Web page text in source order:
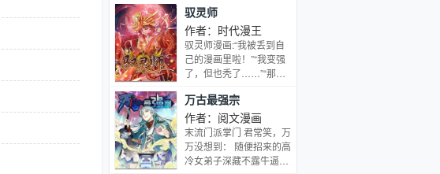
界的云青岩发现这里的时
间只过了三年。\"曾经，
我没有实力守护心爱之
人，如今，我要整个世界
匍匐在我脚下。[展开]
驭灵师
作者：时代漫王
驭灵师漫画:“我被丢到自
己的漫画里啦！”“我变强
了，但也秃了……”“那个
SB，你对力量一无所
知！”“等等！光头太丑
了！我才不要做埼玉老
师！”“不过我怎么就成了
配角呢？旁边那个家伙的
万古最强宗
作者：阅文漫画
末流门派掌门 君常笑，万
万没想到： 随便招来的高
冷女弟子深藏不露牛逼拉